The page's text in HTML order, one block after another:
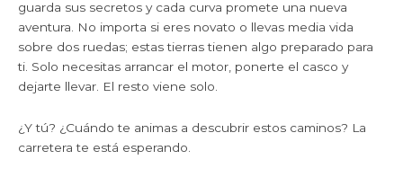
guarda sus secretos y cada curva promete una nueva
aventura. No importa si eres novato o llevas media vida
sobre dos ruedas; estas tierras tienen algo preparado para
ti. Solo necesitas arrancar el motor, ponerte el casco y
dejarte llevar. El resto viene solo.
¿Y tú? ¿Cuándo te animas a descubrir estos caminos? La
carretera te está esperando.